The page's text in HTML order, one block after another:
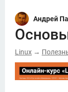
Андрей
Linux →